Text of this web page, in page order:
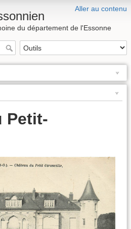
Aller au contenu
du département de l'Essonne
Petit-